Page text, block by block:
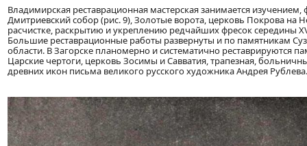
Владимирская реставрационная мастерская занимается
Дмитриевский собор (рис. 9), Золотые ворота, церковь Покрова на
расчистке, раскрытию и укреплению редчайших фресок середины
Большие реставрационные работы развернуты и по памятникам
области. В Загорске планомерно и систематично реставрируются
Царские чертоги, церковь Зосимы и Савватия, трапезная,
древних икон письма великого русского художника Андрея Рублева.